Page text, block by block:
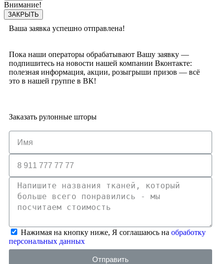
Внимание!
ЗАКРЫТЬ
Ваша заявка успешно отправлена!
Пока наши операторы обрабатывают Вашу заявку —
подпишитесь на новости нашей компании Вконтакте:
полезная информация, акции, розыгрыши призов — всё
это в нашей группе в ВК!
Заказать рулонные шторы
Нажимая на кнопку ниже, Я соглашаюсь на обработку
персональных данных
Отправить